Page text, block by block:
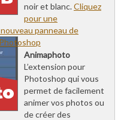
noir et blanc.Cliquez
pour une
panneau de
Animaphoto
L’extension pour
Photoshop qui vous
permet de facilement
animer vos photos ou
de créer des